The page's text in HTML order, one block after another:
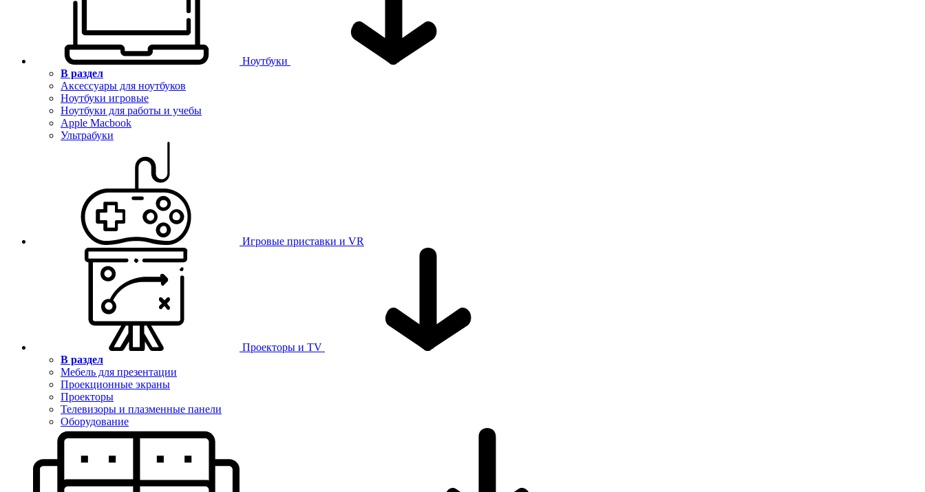
Ноутбуки
В раздел
Аксессуары для ноутбуков
Ноутбуки игровые
Ноутбуки для работы и учебы
Apple Macbook
Ультрабуки
Игровые приставки и VR
Проекторы и TV
В раздел
Мебель для презентации
Проекционные экраны
Проекторы
Телевизоры и плазменные панели
Оборудование